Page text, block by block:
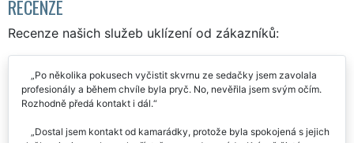
RECENZE
Recenze našich služeb uklízení od zákazníků:
Po několika pokusech vyčistit skvrnu ze sedačky jsem zavolala
profesionály a během chvíle byla pryč. No, nevěřila jsem svým očím.